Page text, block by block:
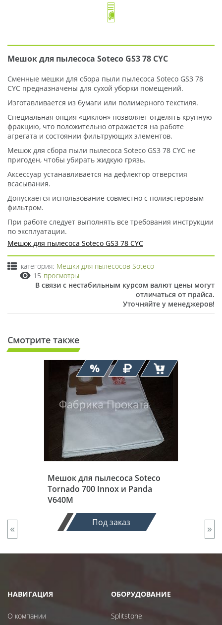
Мешок для пылесоса Soteco GS3 78 CYC
Сменные мешки для сбора пыли пылесоса Soteco GS3 78
CYC предназначены для сухой уборки помещений.
Изготавливается из бумаги или полимерного текстиля.
Специальная опция «циклон» позволяет отделять крупную
фракцию, что положительно отражается на работе
агрегата и состоянии фильтрующих элементов.
Мешок для сбора пыли пылесоса Soteco GS3 78 CYC не
пригоден, чтобы убирать жидкую грязь.
Аксессуар устанавливается на дефлектор отверстия
всасывания.
Допускается использование совместно с полиэстеровым
фильтром.
При работе следует выполнять все требования инструкции
по эксплуатации.
Мешок для пылесоса Soteco GS3 78 CYC
категория: Мешки для пылесосов Soteco
15 просмотры
В связи с нестабильным курсом валют цены могут
отличаться от прайса.
Уточняйте у менеджеров!
Смотрите также
Мешок для пылесоса Soteco
Tornado 700 Innox и Panda
V640M
Под заказ
« »
НАВИГАЦИЯ
О компании
ОБОРУДОВАНИЕ
Splitstone